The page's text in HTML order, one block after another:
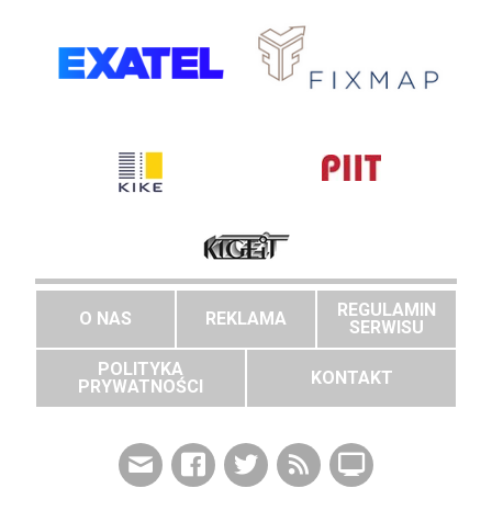
O NAS REKLAMA
REGULAMIN
SERWISU
POLITYKA
PRYWATNOŚCI
KONTAKT